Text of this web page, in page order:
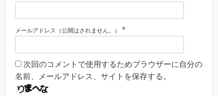
メールアドレス（公開はされません。） *
次回のコメントで使用するためブラウザーに自分の
名前、メールアドレス、サイトを保存する。